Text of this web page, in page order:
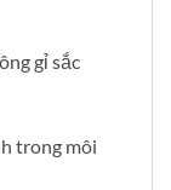
gỉ sắc
trong môi